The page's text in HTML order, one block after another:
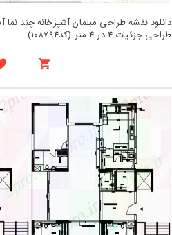
دانلود نقشه طراحی مبلمان آشپزخانه چند
طراحی جزئیات 4 در 4 متر (کد108794)